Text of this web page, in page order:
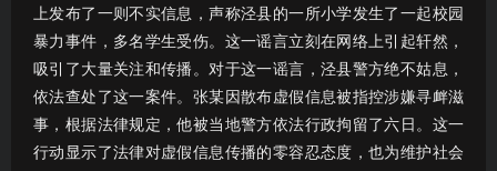
上发布了一则不实信息，声称泾县的一所小学发生了一起校园
暴力事件，多名学生受伤。这一谣言立刻在网络上引起轩然，
吸引了大量关注和传播。对于这一谣言，泾县警方绝不姑息，
依法查处了这一案件。张某因散布虚假信息被指控涉嫌寻衅滋
事，根据法律规定，他被当地警方依法行政拘留了六日。这一
行动显示了法律对虚假信息传播的零容忍态度，也为维护社会